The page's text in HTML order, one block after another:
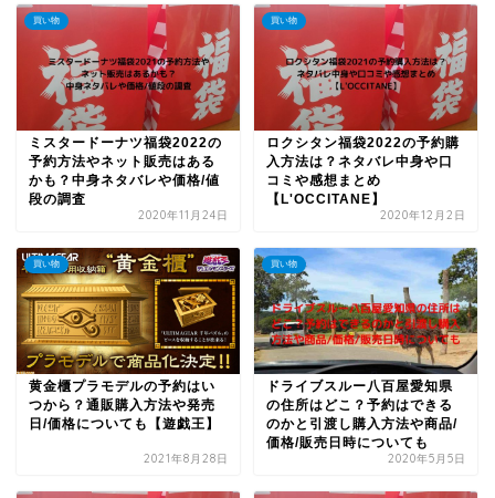
買い物
ミスタードーナツ福袋2022の
予約方法やネット販売はある
かも？中身ネタバレや価格/値
段の調査
2020年11月24日
買い物
ロクシタン福袋2022の予約購
入方法は？ネタバレ中身や口
コミや感想まとめ
【L'OCCITANE】
2020年12月2日
買い物
黄金櫃プラモデルの予約はい
つから？通販購入方法や発売
日/価格についても【遊戯王】
2021年8月28日
買い物
ドライブスルー八百屋愛知県
の住所はどこ？予約はできる
のかと引渡し購入方法や商品/
価格/販売日時についても
2020年5月5日